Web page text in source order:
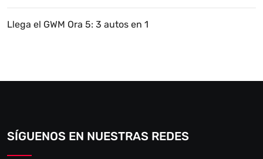
Llega el GWM Ora 5: 3 autos en 1
SÍGUENOS EN NUESTRAS REDES